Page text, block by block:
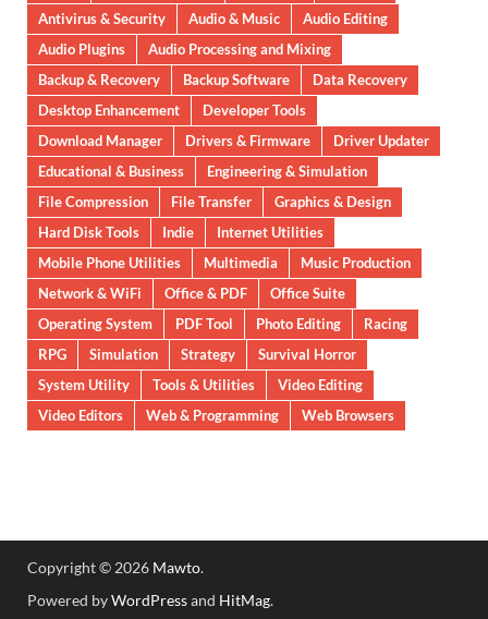
Antivirus & Security
Audio & Music
Audio Editing
Audio Plugins
Audio Processing and Mixing
Backup & Recovery
Backup Software
Data Recovery
Desktop Enhancement
Developer Tools
Download Manager
Drivers & Firmware
Driver Updater
Educational & Business
Engineering & Simulation
File Compression
File Transfer
Graphics & Design
Hard Disk Tools
Indie
Internet Utilities
Mobile Phone Utilities
Multimedia
Music Production
Network & WiFi
Office & PDF
Office Suite
Operating System
PDF Tool Photo Editing
Racing
RPG
Simulation Strategy
Survival Horror
System Utility
Tools & Utilities
Video Editing
Video Editors
Web & Programming Web Browsers
Copyright © 2026 Mawto.
Powered byWordPressand HitMag.